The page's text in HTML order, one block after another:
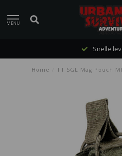
MENU
Snelle
Home TT SGL Mag Pouch